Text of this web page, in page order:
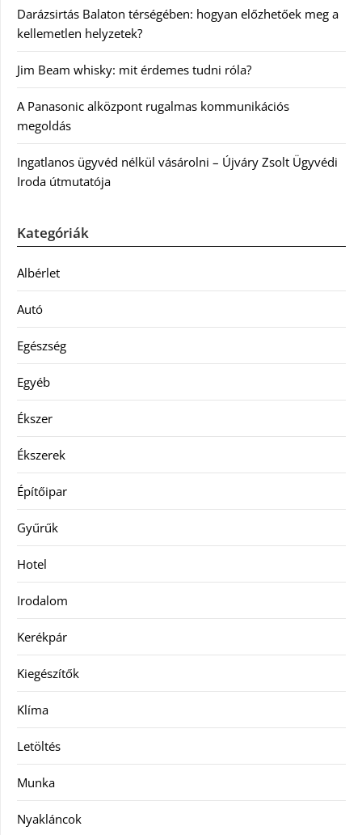
Darázsirtás Balaton térségében: hogyan előzhetőek meg a
kellemetlen helyzetek?
Jim Beam whisky: mit érdemes tudni róla?
A Panasonic alközpont rugalmas kommunikációs
megoldás
Ingatlanos ügyvéd nélkül vásárolni – Újváry Zsolt Ügyvédi
Iroda útmutatója
Kategóriák
Albérlet
Autó
Egészség
Egyéb
Ékszer
Ékszerek
Építőipar
Gyűrűk
Hotel
Irodalom
Kerékpár
Kiegészítők
Klíma
Letöltés
Munka
Nyakláncok